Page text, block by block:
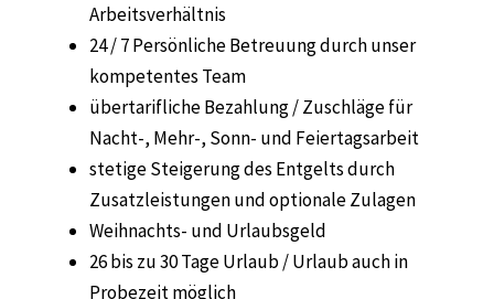
Arbeitsverhältnis
24 / 7Persönliche Betreuung durch unser
kompetentes Team
übertarifliche Bezahlung / Zuschläge für
Nacht-, Mehr-, Sonn- und Feiertagsarbeit
stetige Steigerung des Entgelts durch
Zusatzleistungen und optionale Zulagen
Weihnachts- und Urlaubsgeld
26 bis zu 30 Tage Urlaub / Urlaub auch in
Probezeit möglich